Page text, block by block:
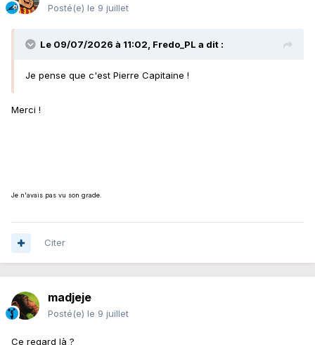
Posté(e) le 9 juillet
Le 09/07/2026 à 11:02, Fredo_PL a dit :
Je pense que c'est Pierre Capitaine !
Merci !
Je n'avais pas vu son grade.
Citer
madjeje
Posté(e) le 9 juillet
Ce regard là ?